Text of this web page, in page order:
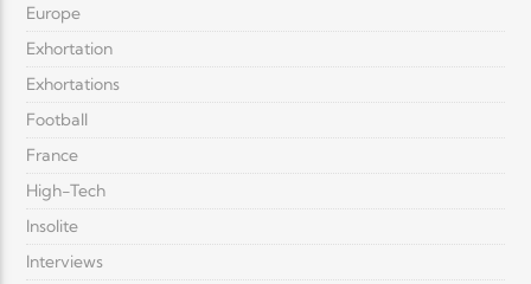
Europe
Exhortation
Exhortations
Football
France
High-Tech
Insolite
Interviews